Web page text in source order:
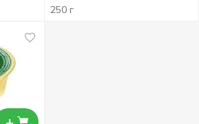
250 г